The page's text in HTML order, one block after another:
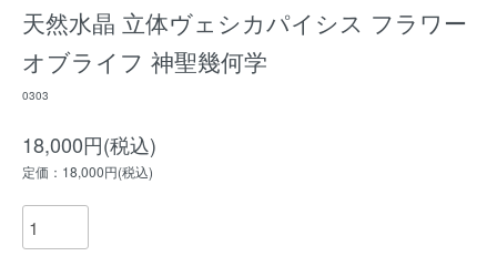
天然水晶 立体ヴェシカパイシス フラワー
オブライフ 神聖幾何学
0303
18,000円(税込)
定価：18,000円(税込)